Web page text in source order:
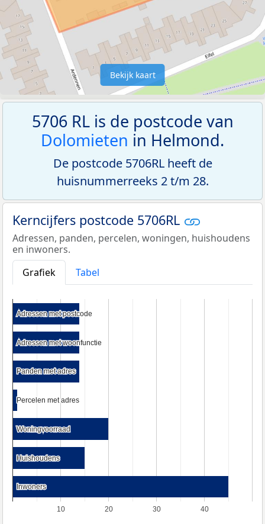
Bekijk kaart
5706 RL is de postcode van
Dolomieten in Helmond.
De postcode 5706RL heeft de
huisnummerreeks 2 t/m 28.
Kerncijfers postcode 5706RL
Adressen, panden, percelen, woningen, huishoudens
en inwoners.
Grafiek
Tabel
10 20 30 40
Adressen met postcode
Adressen met postcode
Adressen met woonfunctie
Adressen met woonfunctie
Panden met adres
Panden met adres
Percelen met adres
Percelen met adres
Woningvoorraad
Woningvoorraad
Huishoudens
Huishoudens
Inwoners
Inwoners